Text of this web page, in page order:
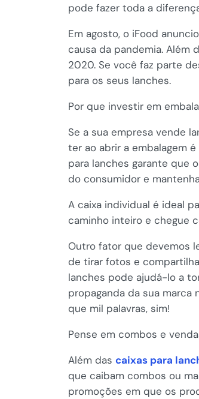
pode fazer toda a
Em agosto, o iFood
causa da pandemia. Além
2020. Se você faz parte
para os seus lanches.
Por que investir em
Se a sua empresa vende
ter ao abrir a embalagem
para lanches garante que
do consumidor e
A caixa individual é ideal
caminho inteiro e chegue
Outro fator que devemos
de tirar fotos e
lanches pode ajudá-lo a
propaganda da sua marca
que mil palavras, sim!
Pense em combos e
Além das caixas para
que caibam combos ou
promoções em que os